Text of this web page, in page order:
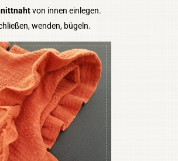
von innen einlegen.
wenden, bügeln.